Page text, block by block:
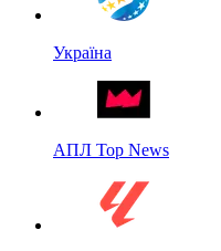
Україна
АПЛ Top News